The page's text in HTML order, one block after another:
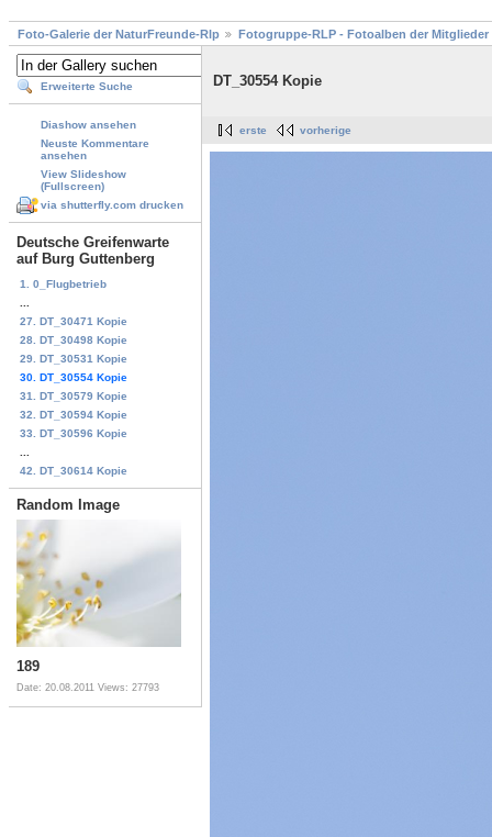
Foto-Galerie der NaturFreunde-Rlp Fotogruppe-RLP - Fotoalben der Mitglieder
Erweiterte Suche
Diashow ansehen
Neuste Kommentare
ansehen
View Slideshow
(Fullscreen)
via shutterfly.com drucken
Deutsche Greifenwarte
auf Burg Guttenberg
1. 0_Flugbetrieb
27. DT_30471 Kopie
28. DT_30498 Kopie
29. DT_30531 Kopie
30. DT_30554 Kopie
31. DT_30579 Kopie
32. DT_30594 Kopie
33. DT_30596 Kopie
42. DT_30614 Kopie
Random Image
189
Date: 20.08.2011 Views: 27793
DT_30554 Kopie
erste vorherige